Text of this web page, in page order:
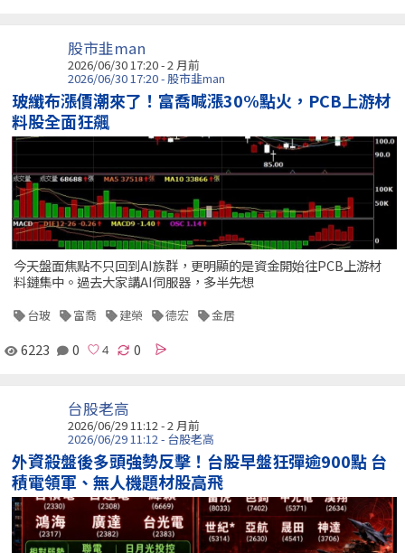
股市韭man
2026/06/30 17:20 - 2 月前
2026/06/30 17:20 - 股市韭man
玻纖布漲價潮來了！富喬喊漲30%點火，PCB上游材
料股全面狂飆
今天盤面焦點不只回到AI族群，更明顯的是資金開始往PCB上游材
料鏈集中。過去大家講AI伺服器，多半先想
台玻 富喬 建榮 德宏 金居
6223 0 0
台股老高
2026/06/29 11:12 - 2 月前
2026/06/29 11:12 - 台股老高
外資殺盤後多頭強勢反擊！台股早盤狂彈逾900點 台
積電領軍、無人機題材股高飛